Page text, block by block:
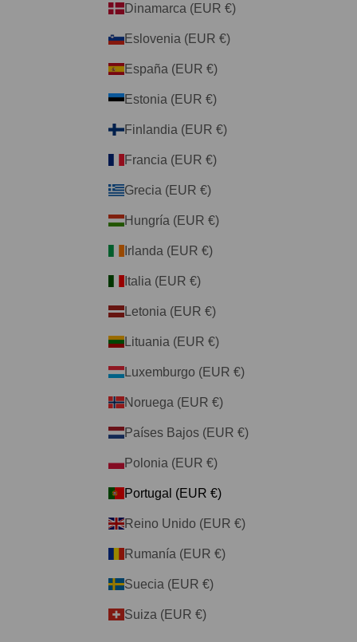
Dinamarca (EUR €)
Eslovenia (EUR €)
España (EUR €)
Estonia (EUR €)
Finlandia (EUR €)
Francia (EUR €)
Grecia (EUR €)
Hungría (EUR €)
Irlanda (EUR €)
Italia (EUR €)
Letonia (EUR €)
Lituania (EUR €)
Luxemburgo (EUR €)
Noruega (EUR €)
Países Bajos (EUR €)
Polonia (EUR €)
Portugal (EUR €)
Reino Unido (EUR €)
Rumanía (EUR €)
Suecia (EUR €)
Suiza (EUR €)